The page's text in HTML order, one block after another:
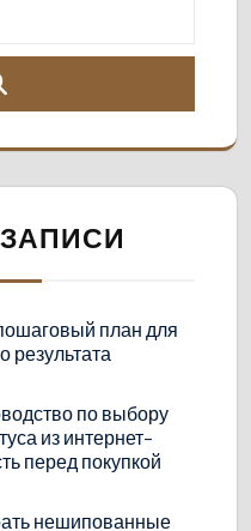
план для
результата
по выбору
из интернет-
перед покупкой
нешипованные